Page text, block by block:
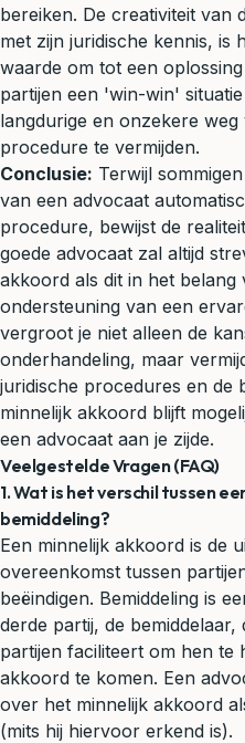
bereiken. De creativiteit van
met zijn juridische kennis, is
waarde om tot een
partijen een 'win-win'
langdurige en onzekere
procedure te vermijden.
Conclusie: Terwijl
van een advocaat
procedure, bewijst de
goede advocaat zal altijd
akkoord als dit in het
ondersteuning van een
vergroot je niet alleen de
onderhandeling, maar
juridische procedures en de
minnelijk akkoord blijft
een advocaat aan je zijde.
Veelgestelde Vragen (FAQ)
1. Wat is het verschil tussen
bemiddeling?
Een minnelijk akkoord is de
overeenkomst tussen
beëindigen. Bemiddeling is
derde partij, de
partijen faciliteert om hen te
akkoord te komen. Een
over het minnelijk akkoord
(mits hij hiervoor erkend is).